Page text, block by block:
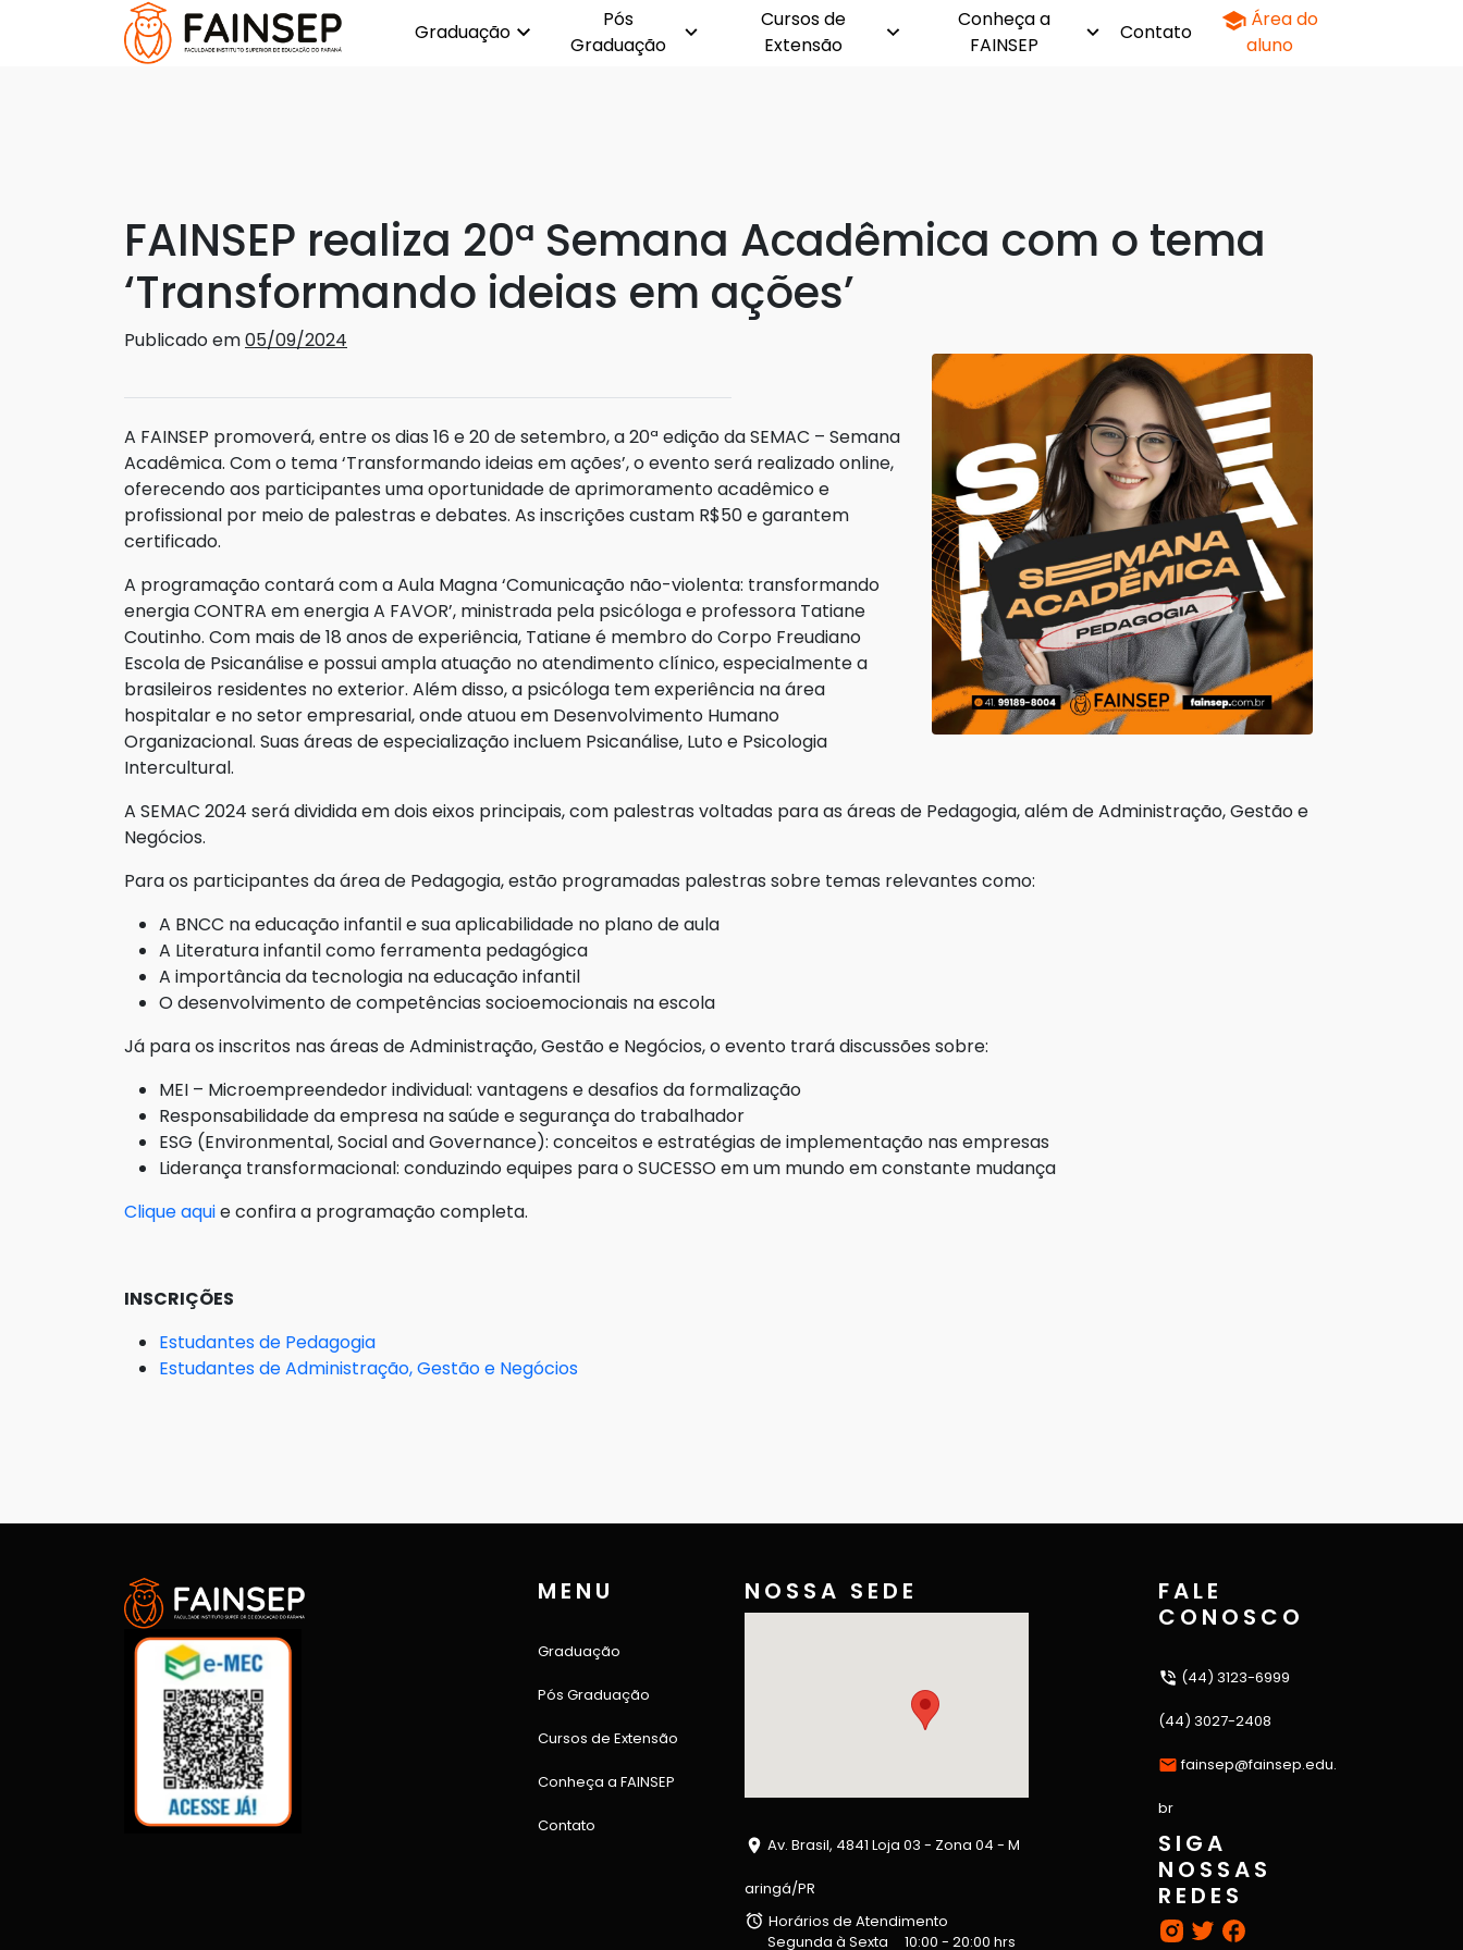
Graduação
Pós
Graduação
Cursos de
Extensão
Conheça a
FAINSEP
Contato
Área do
aluno
FAINSEP realiza 20ª Semana Acadêmica com o tema
‘Transformando ideias em ações’
Publicado em05/09/2024
A FAINSEP promoverá, entre os dias 16 e 20 de setembro, a 20ª edição da SEMAC – Semana
Acadêmica. Com o tema ‘Transformando ideias em ações’, o evento será realizado online,
oferecendo aos participantes uma oportunidade de aprimoramento acadêmico e
profissional por meio de palestras e debates. As inscrições custam R$50 e garantem
certificado.
A programação contará com a Aula Magna ‘Comunicação não-violenta: transformando
energia CONTRA em energia A FAVOR’, ministrada pela psicóloga e professora Tatiane
Coutinho. Com mais de 18 anos de experiência, Tatiane é membro do Corpo Freudiano
Escola de Psicanálise e possui ampla atuação no atendimento clínico, especialmente a
brasileiros residentes no exterior. Além disso, a psicóloga tem experiência na área
hospitalar e no setor empresarial, onde atuou em Desenvolvimento Humano
Organizacional. Suas áreas de especialização incluem Psicanálise, Luto e Psicologia
Intercultural.
A SEMAC 2024 será dividida em dois eixos principais, com palestras voltadas para as áreas de Pedagogia, além de Administração, Gestão e
Negócios.
Para os participantes da área de Pedagogia, estão programadas palestras sobre temas relevantes como:
A BNCC na educação infantil e sua aplicabilidade no plano de aula
A Literatura infantil como ferramenta pedagógica
A importância da tecnologia na educação infantil
O desenvolvimento de competências socioemocionais na escola
Já para os inscritos nas áreas de Administração, Gestão e Negócios, o evento trará discussões sobre:
MEI – Microempreendedor individual: vantagens e desafios da formalização
Responsabilidade da empresa na saúde e segurança do trabalhador
ESG (Environmental, Social and Governance): conceitos e estratégias de implementação nas empresas
Liderança transformacional: conduzindo equipes para o SUCESSO em um mundo em constante mudança
Clique aquie confira a programação completa.
INSCRIÇÕES
Estudantes de Pedagogia
Estudantes de Administração, Gestão e Negócios
MENU
Graduação
Pós Graduação
Cursos de Extensão
Conheça a FAINSEP
Contato
NOSSA SEDE
Av. Brasil, 4841 Loja 03 - Zona 04 - M
aringá/PR
Horários de Atendimento
Segunda à Sexta
10:00 - 20:00 hrs
FALE
CONOSCO
(44) 3123-6999
(44) 3027-2408
fainsep@fainsep.edu.
br
SIGA
NOSSAS
REDES